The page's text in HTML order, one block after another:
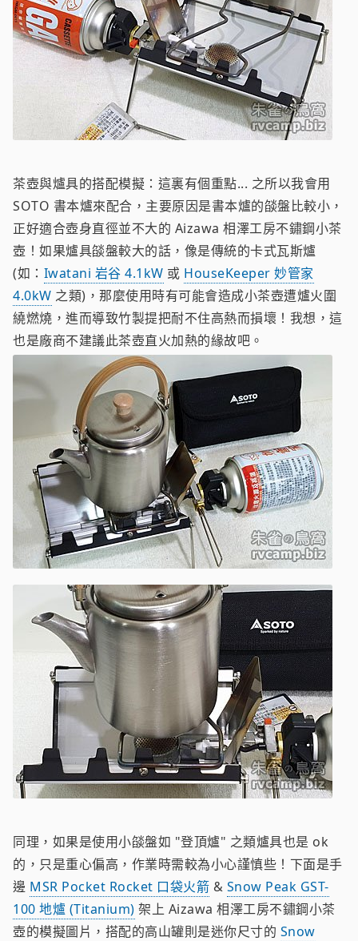
茶壺與爐具的搭配模擬：這裏有個重點... 之所以我會用
SOTO 書本爐來配合，主要原因是書本爐的燄盤比較小，
正好適合壺身直徑並不大的 Aizawa 相澤工房不鏽鋼小茶
壺！如果爐具燄盤較大的話，像是傳統的卡式瓦斯爐
(如： Iwatani 岩谷 4.1kW 或 HouseKeeper 妙管家
4.0kW 之類)，那麼使用時有可能會造成小茶壺遭爐火圍
繞燃燒，進而導致竹製提把耐不住高熱而損壞！我想，這
也是廠商不建議此茶壺直火加熱的緣故吧。
同理，如果是使用小燄盤如 "登頂爐" 之類爐具也是 ok
的，只是重心偏高，作業時需較為小心謹慎些！下面是手
邊 MSR Pocket Rocket 口袋火箭 & Snow Peak GST-
100 地爐 (Titanium) 架上 Aizawa 相澤工房不鏽鋼小茶
壺的模擬圖片，搭配的高山罐則是迷你尺寸的 Snow